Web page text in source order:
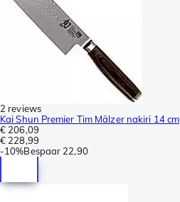
2 reviews
Kai Shun Premier Tim Mälzer nakiri 14 cm
€ 206,09
€ 228,99
-10%Bespaar 22,90